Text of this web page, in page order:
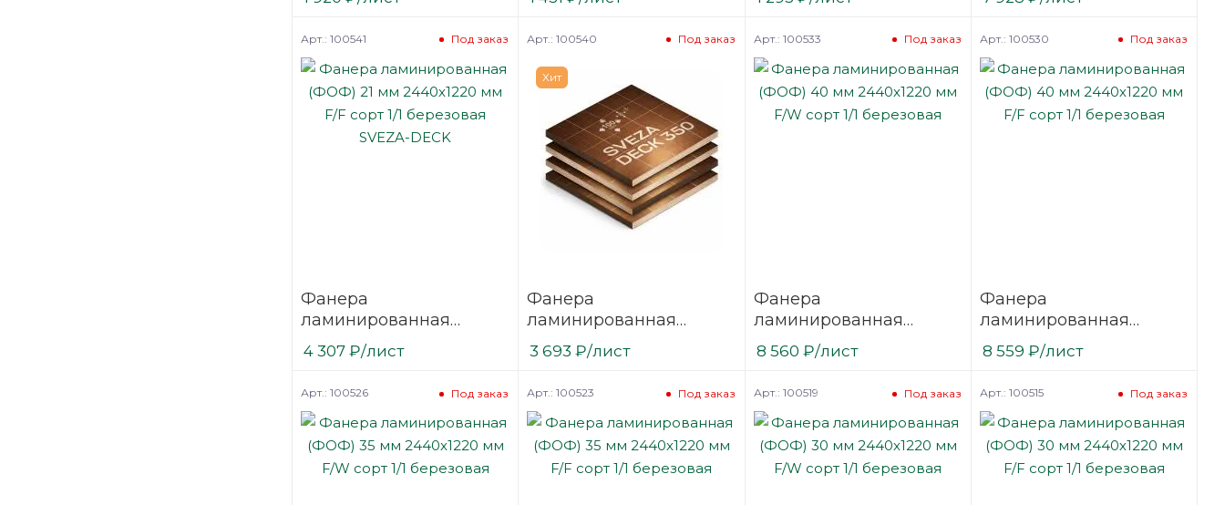
хвойная
хвойная
березовая
Фанера
ламинированная
(ФОФ) 21 мм 2440х1220
мм F/F сорт 1/1
Под заказ
Арт.: 100541
4 307 ₽/лист
Хит
Фанера
ламинированная
(ФОФ) 18 мм 2440х1220
мм F/F сорт 1/1
Под заказ
Арт.: 100540
3 693 ₽/лист
Фанера
ламинированная
(ФОФ) 40 мм 2440х1220
мм F/W сорт 1/1
Под заказ
Арт.: 100533
8 560 ₽/лист
Фанера
ламинированная
(ФОФ) 40 мм 2440х1220
мм F/F сорт 1/1
Под заказ
Арт.: 100530
8 559 ₽/лист
Под заказ
Арт.: 100526 Под заказ
Арт.: 100523 Под заказ
Арт.: 100519 Под заказ
Арт.: 100515